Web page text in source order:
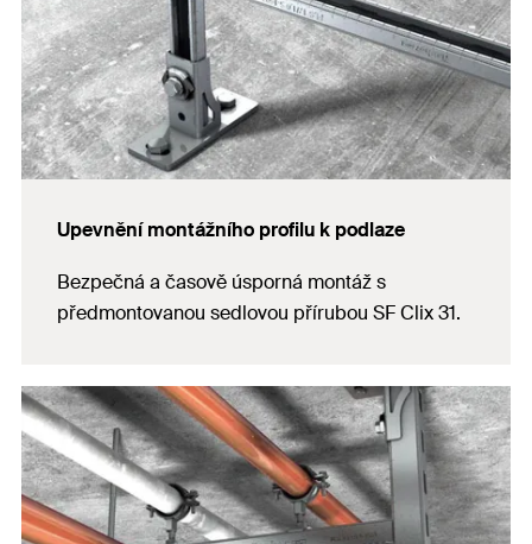
Upevnění montážního profilu k podlaze
Bezpečná a časově úsporná montáž s
předmontovanou sedlovou přírubou SF Clix 31.